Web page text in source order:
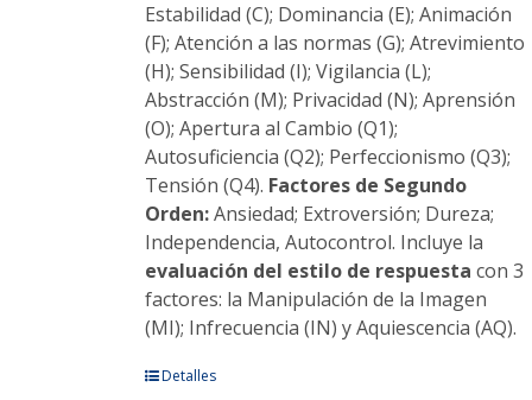
Estabilidad (C); Dominancia (E); Animación
(F); Atención a las normas (G); Atrevimiento
(H); Sensibilidad (I); Vigilancia (L);
Abstracción (M); Privacidad (N); Aprensión
(O); Apertura al Cambio (Q1);
Autosuficiencia (Q2); Perfeccionismo (Q3);
Tensión (Q4). Factores de Segundo
Orden:Ansiedad; Extroversión; Dureza;
Independencia, Autocontrol. Incluye la
evaluación del estilo de respuesta con 3
factores: la Manipulación de la Imagen
(MI); Infrecuencia (IN) y Aquiescencia (AQ).
EsteDetalles